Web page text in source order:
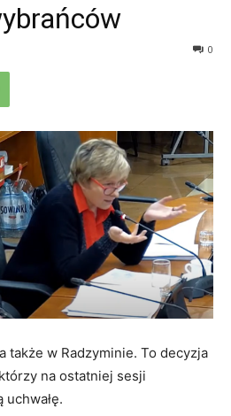
0
także w Radzyminie. To decyzja
na ostatniej sesji
uchwałę.